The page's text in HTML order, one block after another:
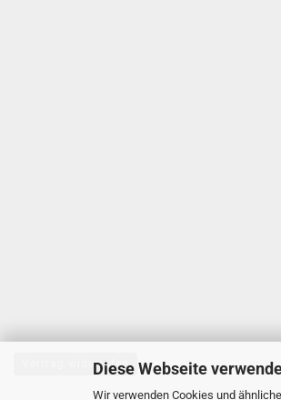
Diese Webseite
Wir verwenden Cookies und
Vertrag widerrufen